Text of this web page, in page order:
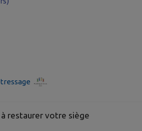
restaurer votre siège